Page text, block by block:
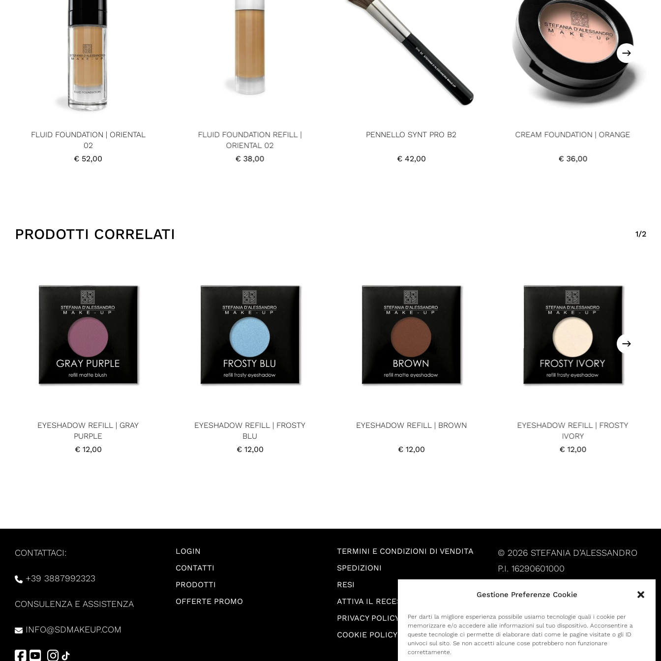
Gestione Preferenze Cookie
Per darti la migliore esperienza possibile usiamo tecnologie quali i cookie per
memorizzare e/o accedere alle informazioni sul tuo dispositivo. Acconsentire a
queste tecnologie ci permette di elaborare dati come le pagine visitate o gli ID
univoci sul sito. Se non accetti alcune cose potrebbero non funzionare
correttamente.
FLUID FOUNDATION | ORIENTAL
02
€ 52,00
FLUID FOUNDATION REFILL |
ORIENTAL 02
€38,00
PENNELLO SYNT PRO B2
€42,00
CREAM FOUNDATION | ORANGE
€36,00
PRODOTTI CORRELATI 1/2
EYESHADOW REFILL | GRAY
PURPLE
€12,00
EYESHADOW REFILL | FROSTY
BLU
€12,00
EYESHADOW REFILL | BROWN
€12,00
EYESHADOW REFILL | FROSTY
IVORY
€12,00
CONTATTACI:
+39 3887992323
CONSULENZA E ASSISTENZA
INFO@SDMAKEUP.COM
LOGIN
CONTATTI
PRODOTTI
OFFERTE PROMO
TERMINI E CONDIZIONI DI VENDITA
SPEDIZIONI
RESI
ATTIVA IL RECESSO
PRIVACY POLICY
COOKIE POLICY
© 2026 STEFANIA D’ALESSANDRO
P.I. 16290601000